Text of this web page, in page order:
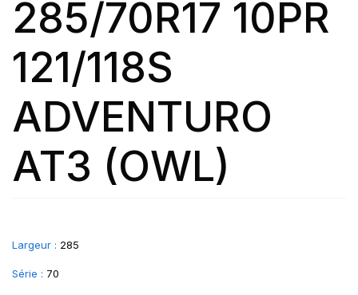
285/70R17 10PR
121/118S
ADVENTURO
AT3 (OWL)
Largeur : 285
Série : 70